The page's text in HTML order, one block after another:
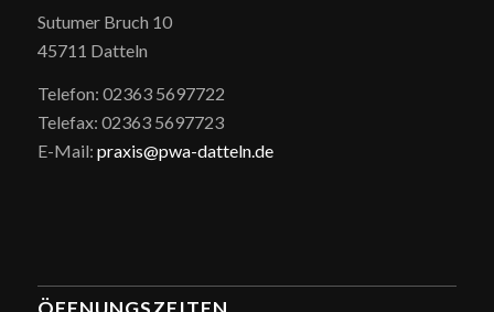
Sutumer Bruch 10
45711 Datteln
Telefon: 02363 5697722
Telefax: 02363 5697723
E-Mail: praxis@pwa-datteln.de